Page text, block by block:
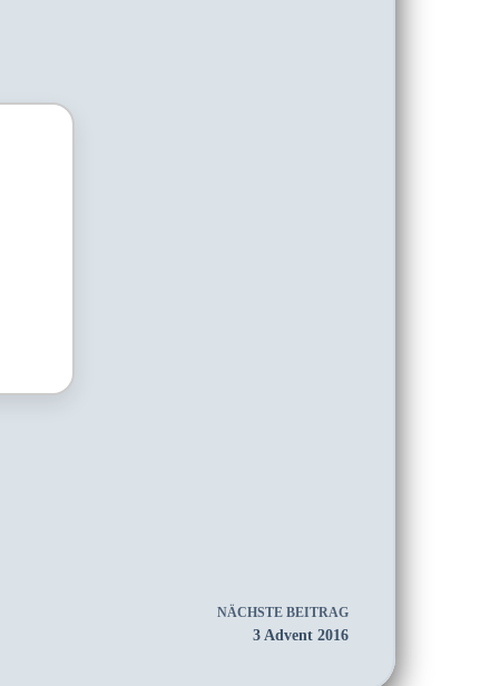
NÄCHSTEBEITRAG
3 Advent 2016